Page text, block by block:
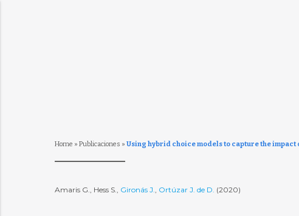
Home » Publicaciones » Using hybrid choice models to capture the
Amaris G., Hess S., Gironás J., Ortúzar J. de D. (2020)